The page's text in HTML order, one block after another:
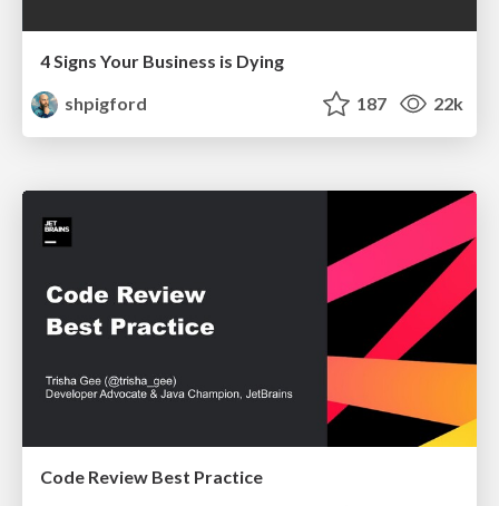
4 Signs Your Business is Dying
shpigford
187 22k
Code Review Best Practice